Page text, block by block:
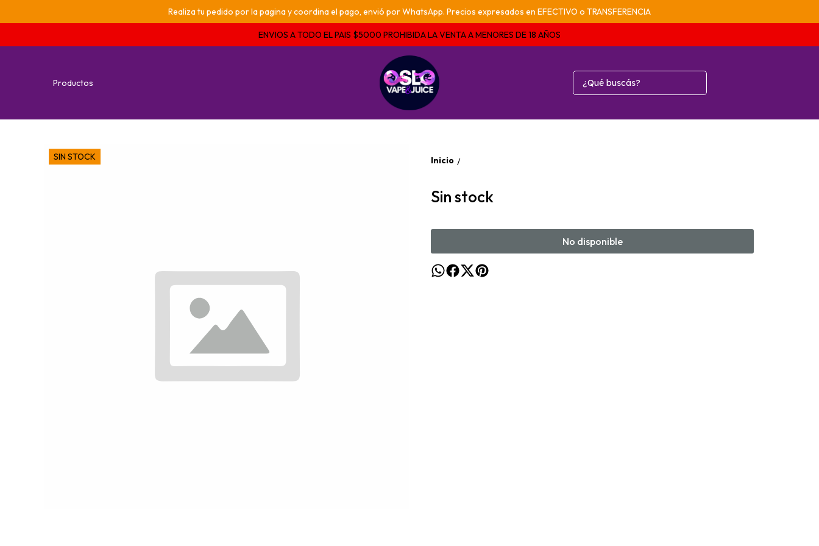
Realiza tu pedido por la pagina y coordina el pago, envió por WhatsApp. Precios expresados en EFECTIVO o TRANSFERENCIA
ENVIOS A TODO EL PAIS $5000 PROHIBIDA LA VENTA A MENORES DE 18 AÑOS
Productos
SIN STOCK Inicio /
Sin stock
No disponible